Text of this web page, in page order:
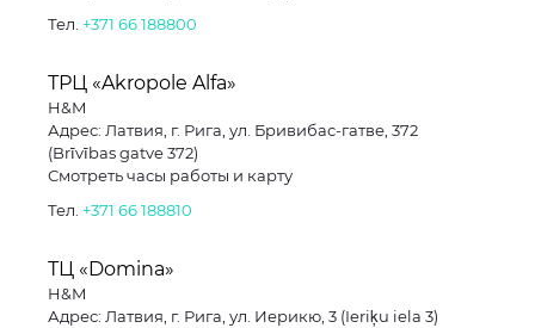
Тел. +371 66 188800
ТРЦ «Akropole Alfa»
H&M
Адрес: Латвия, г. Рига, ул. Бривибас-гатве, 372
(Brīvības gatve 372)
Смотреть часы работы и карту
Тел. +371 66 188810
ТЦ «Domina»
H&M
Адрес: Латвия, г. Рига, ул. Иерикю, 3 (Ieriķu iela 3)